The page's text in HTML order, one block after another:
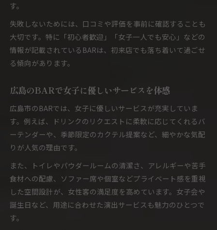
す。
失敗しないためには、口コミや評価を事前に確認することも
大切です。特に「初心者歓迎」「女子一人でも安心」などの
情報が記載されているBARは、初来店でも落ち着いて過ごせ
る傾向があります。
広島のBARで女子に優しいサービスを体感
広島市のBARでは、女子に優しいサービスが充実していま
す。例えば、ドリンクのリクエストに柔軟に応じてくれるバ
ーテンダーや、季節限定のカクテル提案など、細やかな気配
りが人気の理由です。
また、トイレやパウダールームの清潔さ、アレルギーや苦手
食材への配慮、ソファー席や個室などプライベート感を重視
した空間設計が、女性客の満足度を高めています。女子会や
誕生日など、用途に合わせた演出サービスも魅力のひとつで
す。